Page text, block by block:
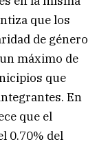
que los
de género
máximo de
que
En
que el
0.70% del